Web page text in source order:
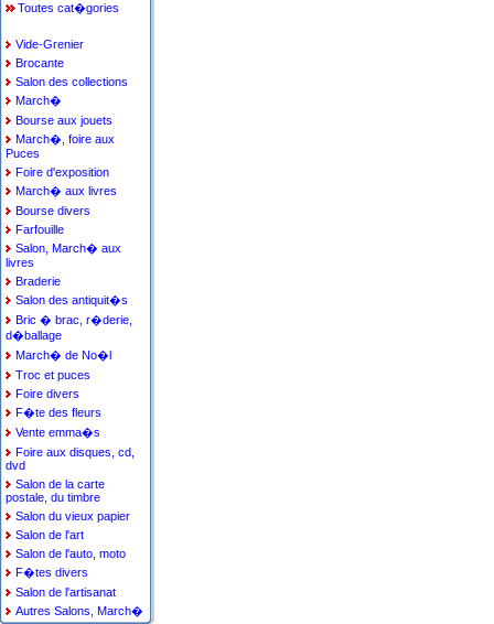
Toutes cat�gories
Vide-Grenier
Brocante
Salon des collections
March�
Bourse aux jouets
March�, foire aux
Puces
Foire d'exposition
March� aux livres
Bourse divers
Farfouille
Salon, March� aux
livres
Braderie
Salon des antiquit�s
Bric � brac, r�derie,
d�ballage
March� de No�l
Troc et puces
Foire divers
F�te des fleurs
Vente emma�s
Foire aux disques, cd,
dvd
Salon de la carte
postale, du timbre
Salon du vieux papier
Salon de l'art
Salon de l'auto, moto
F�tes divers
Salon de l'artisanat
Autres Salons, March�